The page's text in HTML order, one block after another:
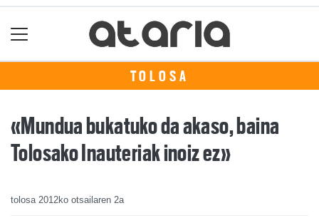
TOLOSA
«Mundua bukatuko da akaso, baina
Tolosako Inauteriak inoiz ez»
tolosa 2012ko otsailaren 2a